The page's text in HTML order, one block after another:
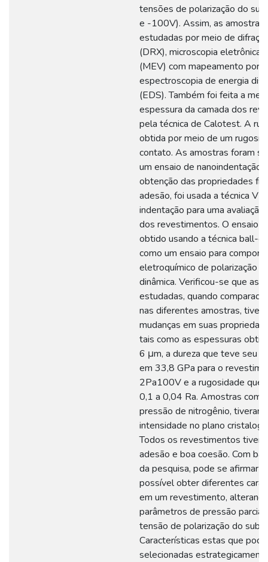
tensões de polarização do
e -100V). Assim, as amostras
estudadas por meio de
(DRX), microscopia eletrônica
(MEV) com mapeamento por
espectroscopia de energia
(EDS). Também foi feita a
espessura da camada dos
pela técnica de Calotest. A
obtida por meio de um
contato. As amostras foram
um ensaio de nanoindentação
obtenção das propriedades
adesão, foi usada a técnica
indentação para uma
dos revestimentos. O ensaio
obtido usando a técnica ball-
como um ensaio para
eletroquímico de polarização
dinâmica. Verificou-se que as
estudadas, quando
nas diferentes amostras,
mudanças em suas
tais como as espessuras
6 μm, a dureza que teve seu
em 33,8 GPa para o
2Pa100V e a rugosidade que
0,1 a 0,04 Ra. Amostras com
pressão de nitrogênio, tiveram
intensidade no plano
Todos os revestimentos
adesão e boa coesão. Com
da pesquisa, pode se afirmar
possível obter diferentes
em um revestimento,
parâmetros de pressão
tensão de polarização do
Características estas que
selecionadas